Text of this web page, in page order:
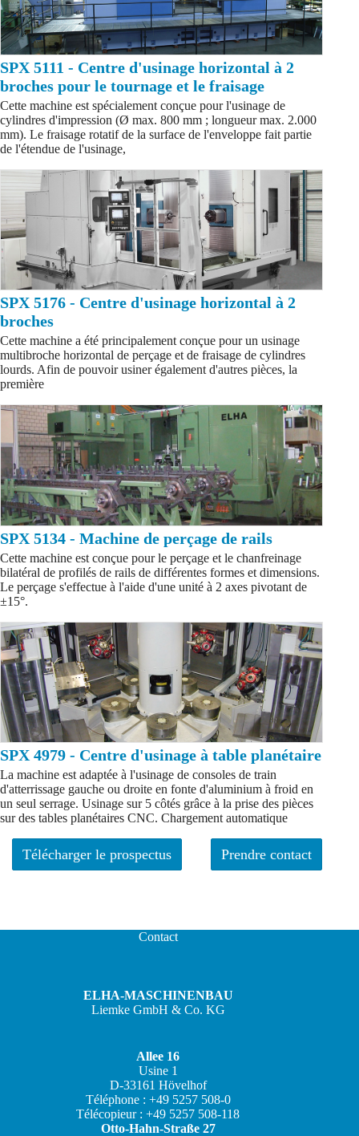
SPX 5111 - Centre d'usinage horizontal à 2
broches pour le tournage et le fraisage
Cette machine est spécialement conçue pour l'usinage de
cylindres d'impression (Ø max. 800 mm ; longueur max. 2.000
mm). Le fraisage rotatif de la surface de l'enveloppe fait partie
de l'étendue de l'usinage,
SPX 5176 - Centre d'usinage horizontal à 2
broches
Cette machine a été principalement conçue pour un usinage
multibroche horizontal de perçage et de fraisage de cylindres
lourds. Afin de pouvoir usiner également d'autres pièces, la
première
SPX 5134 - Machine de perçage de rails
Cette machine est conçue pour le perçage et le chanfreinage
bilatéral de profilés de rails de différentes formes et dimensions.
Le perçage s'effectue à l'aide d'une unité à 2 axes pivotant de
±15°.
SPX 4979 - Centre d'usinage à table planétaire
La machine est adaptée à l'usinage de consoles de train
d'atterrissage gauche ou droite en fonte d'aluminium à froid en
un seul serrage. Usinage sur 5 côtés grâce à la prise des pièces
sur des tables planétaires CNC. Chargement automatique
Télécharger le prospectus Prendre contact
Contact
ELHA-MASCHINENBAU
Liemke GmbH & Co. KG
Allee 16
Usine 1
D-33161 Hövelhof
Téléphone : +49 5257 508-0
Télécopieur : +49 5257 508-118
Otto-Hahn-Straße 27
ZH